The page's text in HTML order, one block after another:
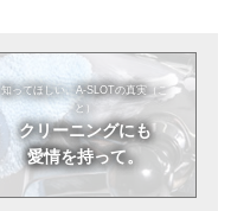
知ってほしい。A-SLOTの真実（こ
と）
クリーニングにも
愛情を持って。